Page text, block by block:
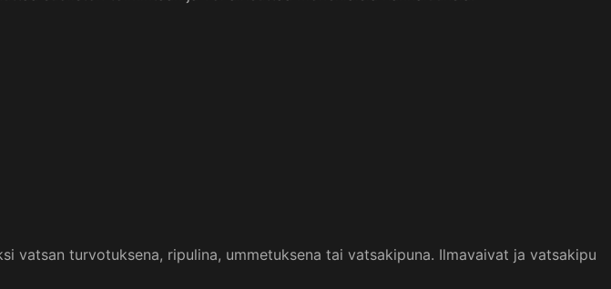
turvotuksena, ripulina, ummetuksena tai vatsakipuna. Ilmavaivat ja vatsakipu